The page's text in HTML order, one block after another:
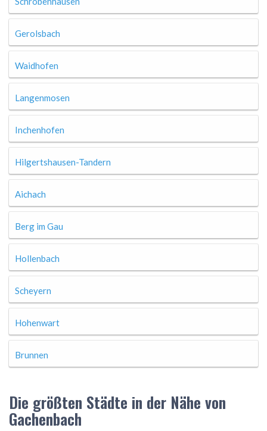
Gerolsbach
Waidhofen
Langenmosen
Inchenhofen
Hilgertshausen-Tandern
Aichach
Berg im Gau
Hollenbach
Scheyern
Hohenwart
Brunnen
Die größten Städte in der Nähe von
Gachenbach